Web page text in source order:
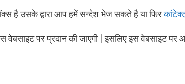
है उसके द्वारा आप हमें सन्देश भेज सकते है या फिर
वेबसाइट पर प्रदान की जाएगी | इसलिए इस वेबसाइट